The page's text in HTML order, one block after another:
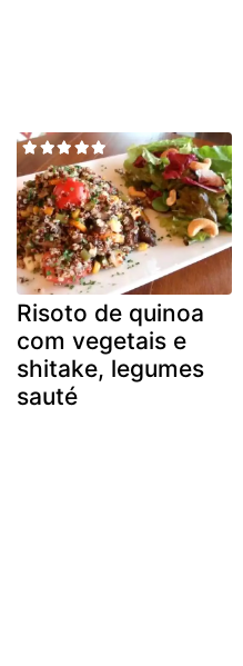
Risoto de quinoa
com vegetais e
shitake, legumes
sauté